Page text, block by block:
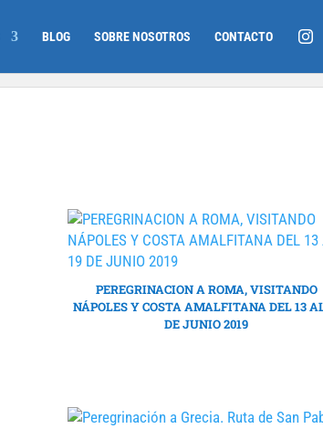
BLOG SOBRE NOSOTROS CONTACTO
PEREGRINACION A ROMA, VISITANDO
NÁPOLES Y COSTA AMALFITANA DEL 13
DE JUNIO 2019